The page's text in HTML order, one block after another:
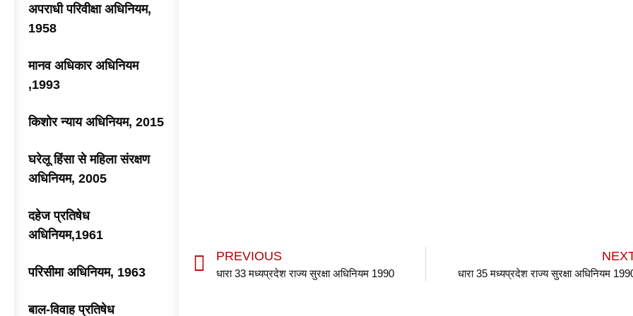
अपराधी परिवीक्षा अधिनियम,
1958
मानव अधिकार अधिनियम
,1993
किशोर न्याय अधिनियम, 2015
घरेलू हिंसा से महिला संरक्षण
अधिनियम, 2005
दहेज प्रतिषेध
अधिनियम,1961
परिसीमा अधिनियम, 1963
बाल-विवाह प्रतिषेध
PREVIOUS
धारा 33 मध्यप्रदेश राज्य सुरक्षा अधिनियम 1990 धारा 35 मध्यप्रदेश राज्य सुरक्षा अधिनियम